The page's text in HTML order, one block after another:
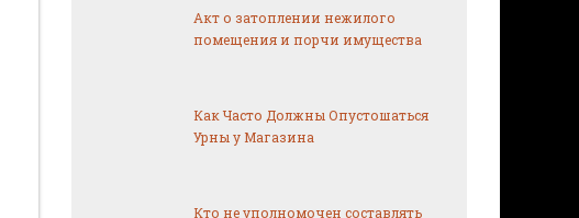
Акт о затоплении нежилого
помещения и порчи имущества
Как Часто Должны Опустошаться
Урны у Магазина
Кто не уполномочен составлять